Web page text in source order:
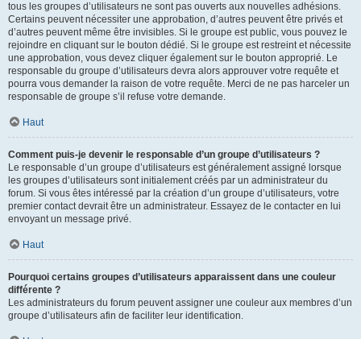
tous les groupes d’utilisateurs ne sont pas ouverts aux nouvelles adhésions.
Certains peuvent nécessiter une approbation, d’autres peuvent être privés et
d’autres peuvent même être invisibles. Si le groupe est public, vous pouvez le
rejoindre en cliquant sur le bouton dédié. Si le groupe est restreint et nécessite
une approbation, vous devez cliquer également sur le bouton approprié. Le
responsable du groupe d’utilisateurs devra alors approuver votre requête et
pourra vous demander la raison de votre requête. Merci de ne pas harceler un
responsable de groupe s’il refuse votre demande.
Haut
Comment puis-je devenir le responsable d’un groupe d’utilisateurs ?
Le responsable d’un groupe d’utilisateurs est généralement assigné lorsque
les groupes d’utilisateurs sont initialement créés par un administrateur du
forum. Si vous êtes intéressé par la création d’un groupe d’utilisateurs, votre
premier contact devrait être un administrateur. Essayez de le contacter en lui
envoyant un message privé.
Haut
Pourquoi certains groupes d’utilisateurs apparaissent dans une couleur
différente ?
Les administrateurs du forum peuvent assigner une couleur aux membres d’un
groupe d’utilisateurs afin de faciliter leur identification.